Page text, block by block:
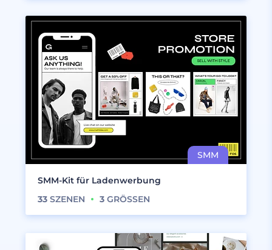
SMM-Kit für Ladenwerbung
33 SZENEN 3 GRÖSSEN